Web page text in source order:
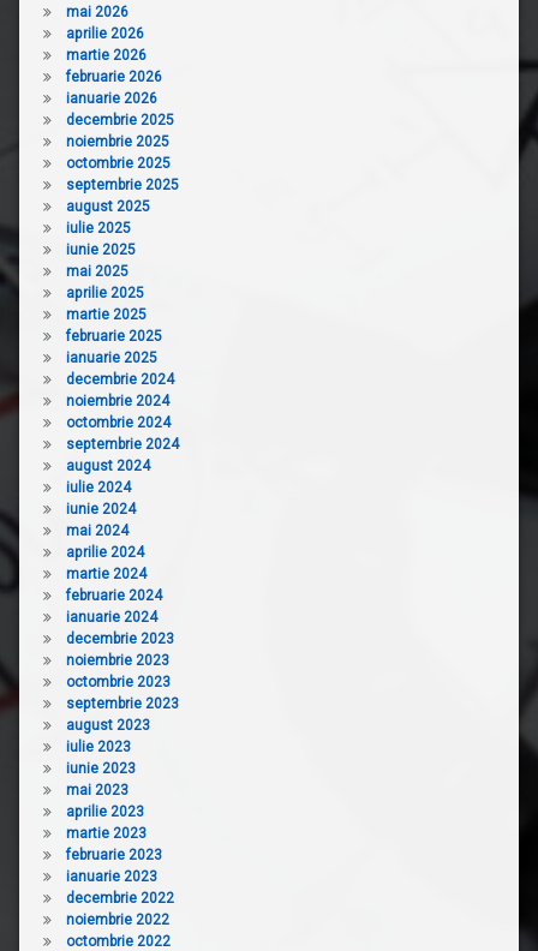
mai 2026
aprilie 2026
martie 2026
februarie 2026
ianuarie 2026
decembrie 2025
noiembrie 2025
octombrie 2025
septembrie 2025
august 2025
iulie 2025
iunie 2025
mai 2025
aprilie 2025
martie 2025
februarie 2025
ianuarie 2025
decembrie 2024
noiembrie 2024
octombrie 2024
septembrie 2024
august 2024
iulie 2024
iunie 2024
mai 2024
aprilie 2024
martie 2024
februarie 2024
ianuarie 2024
decembrie 2023
noiembrie 2023
octombrie 2023
septembrie 2023
august 2023
iulie 2023
iunie 2023
mai 2023
aprilie 2023
martie 2023
februarie 2023
ianuarie 2023
decembrie 2022
noiembrie 2022
octombrie 2022